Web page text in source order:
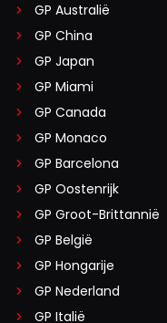
GP Australië
GP China
GP Japan
GP Miami
GP Canada
GP Monaco
GP Barcelona
GP Oostenrijk
GP Groot-Brittannië
GP België
GP Hongarije
GP Nederland
GP Italië